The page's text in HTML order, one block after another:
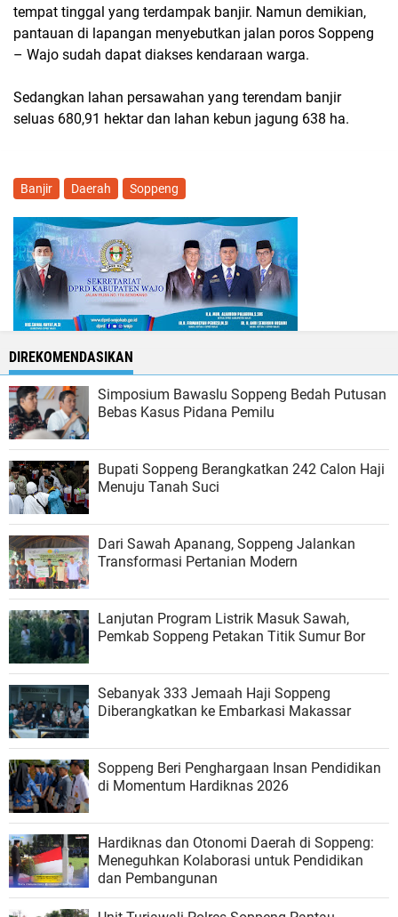
tempat tinggal yang terdampak banjir. Namun demikian,
pantauan di lapangan menyebutkan jalan poros Soppeng
– Wajo sudah dapat diakses kendaraan warga.
Sedangkan lahan persawahan yang terendam banjir
seluas 680,91 hektar dan lahan kebun jagung 638 ha.
Banjir Daerah Soppeng
DIREKOMENDASIKAN
Simposium Bawaslu Soppeng Bedah Putusan
Bebas Kasus Pidana Pemilu
Bupati Soppeng Berangkatkan 242 Calon Haji
Menuju Tanah Suci
Dari Sawah Apanang, Soppeng Jalankan
Transformasi Pertanian Modern
Lanjutan Program Listrik Masuk Sawah,
Pemkab Soppeng Petakan Titik Sumur Bor
Sebanyak 333 Jemaah Haji Soppeng
Diberangkatkan ke Embarkasi Makassar
Soppeng Beri Penghargaan Insan Pendidikan
di Momentum Hardiknas 2026
Hardiknas dan Otonomi Daerah di Soppeng:
Meneguhkan Kolaborasi untuk Pendidikan
dan Pembangunan